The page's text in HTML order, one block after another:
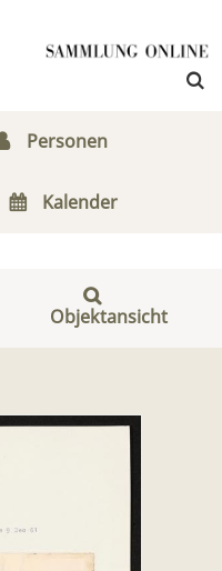
Personen
Kalender
Objektansicht